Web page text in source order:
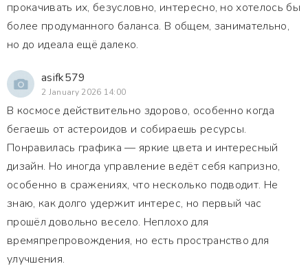
прокачивать их, безусловно, интересно, но хотелось бы
более продуманного баланса. В общем, занимательно,
но до идеала ещё далеко.
asifk579
2 January 2026 14:00
В космосе действительно здорово, особенно когда
бегаешь от астероидов и собираешь ресурсы.
Понравилась графика — яркие цвета и интересный
дизайн. Но иногда управление ведёт себя капризно,
особенно в сражениях, что несколько подводит. Не
знаю, как долго удержит интерес, но первый час
прошёл довольно весело. Неплохо для
времяпрепровождения, но есть пространство для
улучшения.